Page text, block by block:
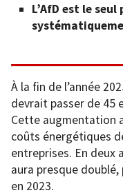
L’AfD est le
À la fin de l’année
devrait passer de 45
Cette augmentation
coûts énergétiques
entreprises. En deux
aura presque
en 2023.